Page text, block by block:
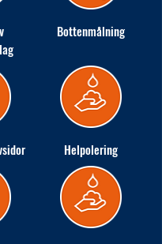
Bottenmålning
Helpolering